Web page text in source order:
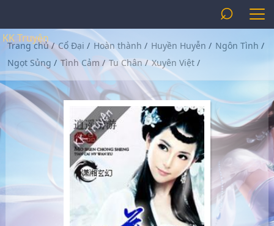
KK Truyện
⌕
Trang chủ/ Cổ Đại / Hoàn thành / Huyền Huyễn / Ngôn Tình /
Ngọt Sủng / Tình Cảm / Tu Chân / Xuyên Việt/